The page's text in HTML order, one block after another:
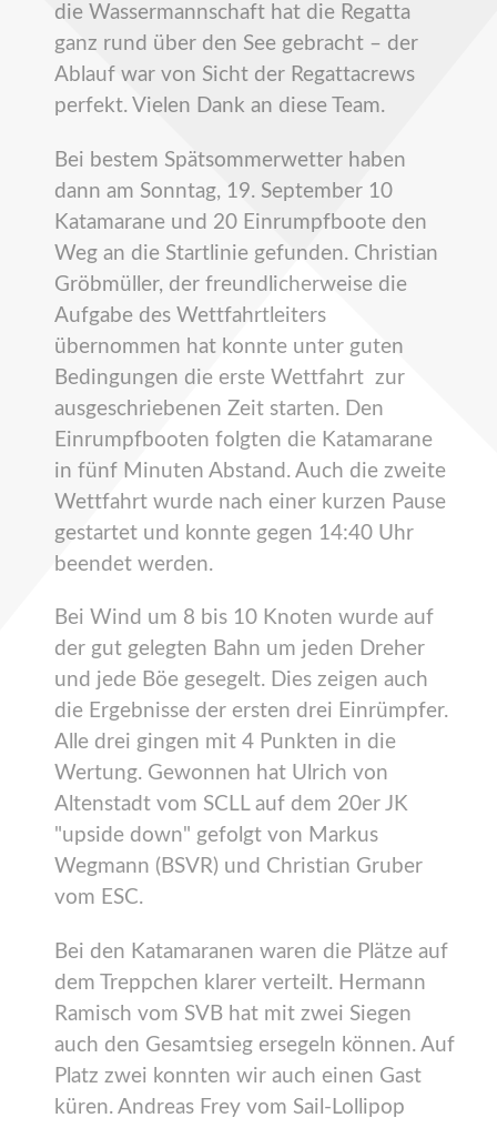
die Wassermannschaft hat die Regatta
ganz rund über den See gebracht – der
Ablauf war von Sicht der Regattacrews
perfekt. Vielen Dank an diese Team.
Bei bestem Spätsommerwetter haben
dann am Sonntag, 19. September 10
Katamarane und 20 Einrumpfboote den
Weg an die Startlinie gefunden. Christian
Gröbmüller, der freundlicherweise die
Aufgabe des Wettfahrtleiters
übernommen hat konnte unter guten
Bedingungen die erste Wettfahrt zur
ausgeschriebenen Zeit starten. Den
Einrumpfbooten folgten die Katamarane
in fünf Minuten Abstand. Auch die zweite
Wettfahrt wurde nach einer kurzen Pause
gestartet und konnte gegen 14:40 Uhr
beendet werden.
Bei Wind um 8 bis 10 Knoten wurde auf
der gut gelegten Bahn um jeden Dreher
und jede Böe gesegelt. Dies zeigen auch
die Ergebnisse der ersten drei Einrümpfer.
Alle drei gingen mit 4 Punkten in die
Wertung. Gewonnen hat Ulrich von
Altenstadt vom SCLL auf dem 20er JK
"upside down" gefolgt von Markus
Wegmann (BSVR) und Christian Gruber
vom ESC.
Bei den Katamaranen waren die Plätze auf
dem Treppchen klarer verteilt. Hermann
Ramisch vom SVB hat mit zwei Siegen
auch den Gesamtsieg ersegeln können. Auf
Platz zwei konnten wir auch einen Gast
küren. Andreas Frey vom Sail-Lollipop